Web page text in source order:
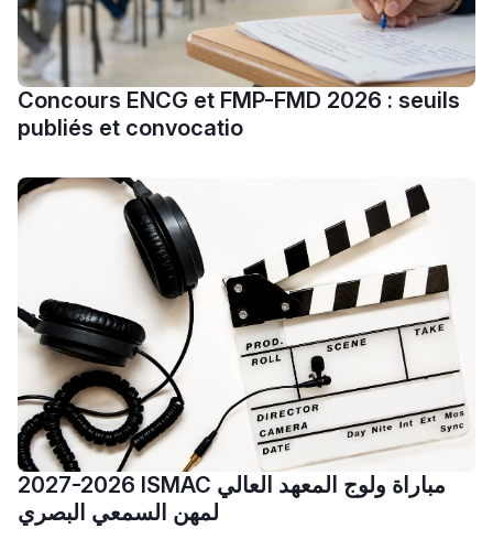
مريم الزواكي
مسار عبد العزيز فتيشي،
المبدع فمجال الديكور و
أكادير أوفلا
سقطت فالباك و سنة
2011 بدّلاتني بزّاف، مسار
إلياس أريدال، إطار
فمنظّمة دولية
مهنة التّرجمة، العمل
التّطوّعي، التّشبيك و
أشياء أخرى مع مامودو
سامورا
بطلة المغرب فالقفز
الطولي، ملاك البردع
Concours ENCG et FMP-FMD 2026 : seuils
publiés et convocatio
2027-2026 ISMAC مباراة ولوج المعهد العالي
لمهن السمعي البصري